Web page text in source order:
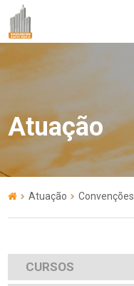
Atuação
Atuação Convenções
CURSOS